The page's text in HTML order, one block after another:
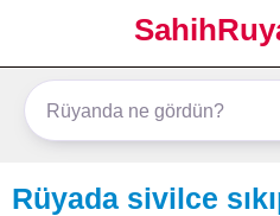
Rüyada sivilce